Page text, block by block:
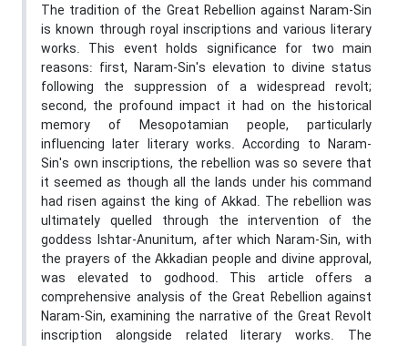
The tradition of the Great Rebellion against Naram-Sin
is known through royal inscriptions and various literary
works. This event holds significance for two main
reasons: first, Naram-Sin's elevation to divine status
following the suppression of a widespread revolt;
second, the profound impact it had on the historical
memory of Mesopotamian people, particularly
influencing later literary works. According to Naram-
Sin's own inscriptions, the rebellion was so severe that
it seemed as though all the lands under his command
had risen against the king of Akkad. The rebellion was
ultimately quelled through the intervention of the
goddess Ishtar-Anunitum, after which Naram-Sin, with
the prayers of the Akkadian people and divine approval,
was elevated to godhood. This article offers a
comprehensive analysis of the Great Rebellion against
Naram-Sin, examining the narrative of the Great Revolt
inscription alongside related literary works. The